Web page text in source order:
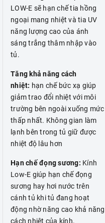
LOW-E sẽ hạn chế tia hồng
ngoại mang nhiệt và tia UV
năng lượng cao của ánh
sáng trắng thâm nhập vào
tủ.
Tăng khả năng cách
nhiệt: hạn chế bức xạ giúp
giảm trao đổi nhiệt với môi
trường bên ngoài xuống mức
thấp nhất. Không gian làm
lạnh bên trong tủ giữ được
nhiệt độ lâu hơn
Hạn chế đọng sương: Kính
Low-E giúp hạn chế đọng
sương hay hơi nước trên
cánh tủ khi tủ đang hoạt
động nhờ năng cao khả năng
cách nhiệt của kính.